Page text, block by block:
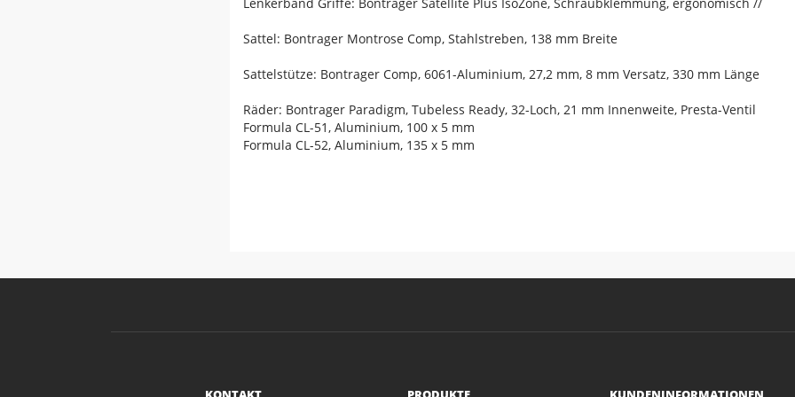
Sattel: Bontrager Montrose Comp, Stahlstreben, 138 mm Breite
Sattelstütze: Bontrager Comp, 6061-Aluminium, 27,2 mm, 8 mm Versatz, 330 mm Länge
Räder: Bontrager Paradigm, Tubeless Ready, 32-Loch, 21 mm Innenweite, Presta-Ventil
Formula CL-51, Aluminium, 100 x 5 mm
Formula CL-52, Aluminium, 135 x 5 mm